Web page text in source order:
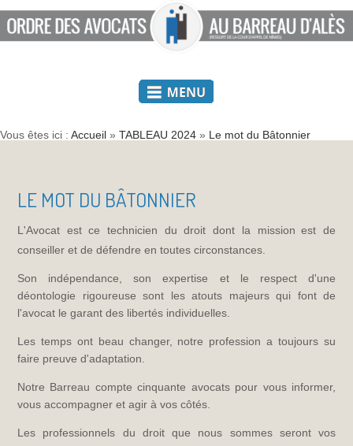
Vous êtes ici : Accueil » TABLEAU 2024 » Le mot du Bâtonnier
LE MOT DU BÂTONNIER
L'Avocat est ce technicien du droit dont la mission est de
conseiller et de défendre en toutes circonstances.
Son indépendance, son expertise et le respect d'une
déontologie rigoureuse sont les atouts majeurs qui font de
l'avocat le garant des libertés individuelles.
Les temps ont beau changer, notre profession a toujours su
faire preuve d'adaptation.
Notre Barreau compte cinquante avocats pour vous informer,
vous accompagner et agir à vos côtés.
Les professionnels du droit que nous sommes seront vos